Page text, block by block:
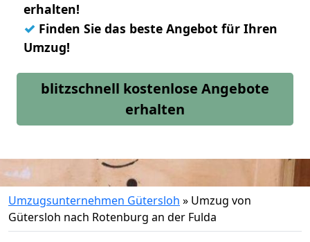
erhalten!
✓ Finden Sie das beste Angebot für Ihren
Umzug!
blitzschnell kostenlose Angebote
erhalten
Umzugsunternehmen Gütersloh » Umzug von
Gütersloh nach Rotenburg an der Fulda